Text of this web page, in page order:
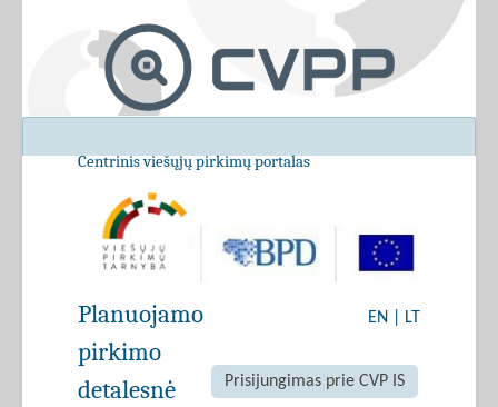
Centrinis viešųjų pirkimų portalas
EN LT
Prisijungimas prie CVP IS
Planuojamo
pirkimo
detalesnė